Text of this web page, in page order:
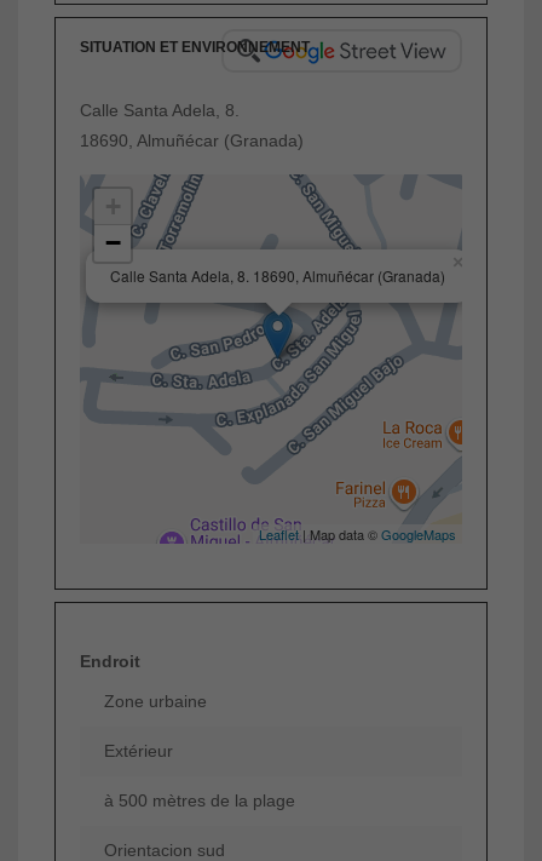
SITUATION ET ENVIRONNEMENT
Calle Santa Adela, 8.
18690, Almuñécar (Granada)
Calle Santa Adela, 8. 18690, Almuñécar (Granada)
×
−
Leaflet | Map data ©GoogleMaps
Endroit
Zone urbaine
Extérieur
à 500 mètres de la plage
Orientacion sud